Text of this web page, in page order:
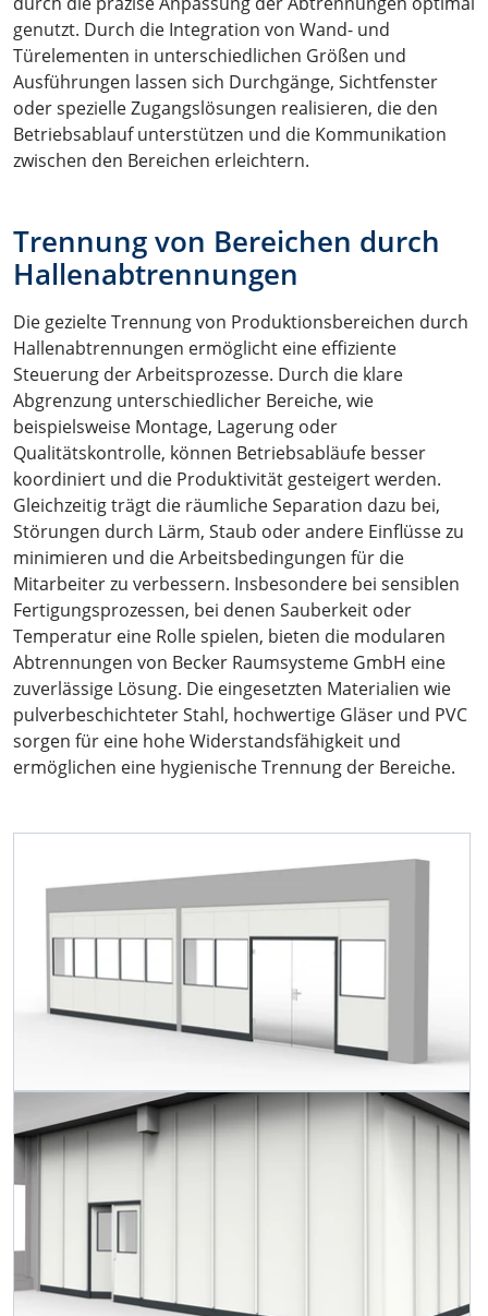
genutzt. Durch die Integration von Wand- und
Türelementen in unterschiedlichen Größen und
Ausführungen lassen sich Durchgänge, Sichtfenster
oder spezielle Zugangslösungen realisieren, die den
Betriebsablauf unterstützen und die Kommunikation
zwischen den Bereichen erleichtern.
Trennung von Bereichen durch
Hallenabtrennungen
Die gezielte Trennung von Produktionsbereichen durch
Hallenabtrennungen ermöglicht eine effiziente
Steuerung der Arbeitsprozesse. Durch die klare
Abgrenzung unterschiedlicher Bereiche, wie
beispielsweise Montage, Lagerung oder
Qualitätskontrolle, können Betriebsabläufe besser
koordiniert und die Produktivität gesteigert werden.
Gleichzeitig trägt die räumliche Separation dazu bei,
Störungen durch Lärm, Staub oder andere Einflüsse zu
minimieren und die Arbeitsbedingungen für die
Mitarbeiter zu verbessern. Insbesondere bei sensiblen
Fertigungsprozessen, bei denen Sauberkeit oder
Temperatur eine Rolle spielen, bieten die modularen
Abtrennungen von Becker Raumsysteme GmbH eine
zuverlässige Lösung. Die eingesetzten Materialien wie
pulverbeschichteter Stahl, hochwertige Gläser und PVC
sorgen für eine hohe Widerstandsfähigkeit und
ermöglichen eine hygienische Trennung der Bereiche.